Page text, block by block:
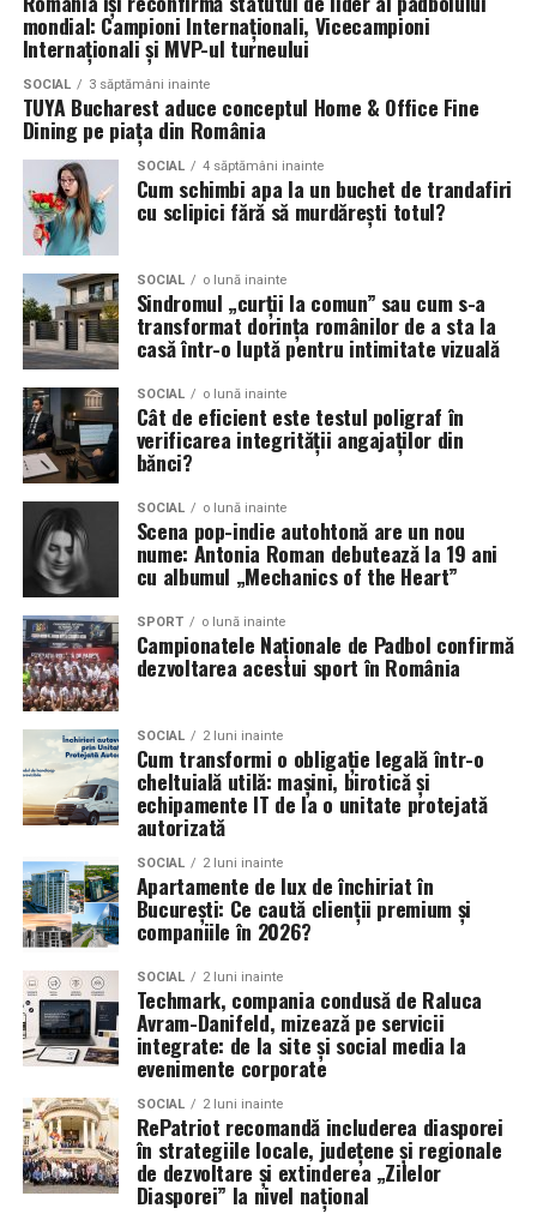
pot exista în aceeași sticlă.
(Advertorial)
perierea mecanică pentru ridicarea fibrelor;
verificarea planeității și a finisajelor.
Mentenanța prelungește durata
de utilizare a terenului
Deși necesită mai puțină întreținere decât gazonul
natural, un teren cu gazon sintetic nu este complet
lipsit de operațiuni de mentenanță. Întreținerea
periodică poate include:
îndepărtarea frunzelor și a altor impurități;
perierea suprafeței pentru menținerea poziției
fibrelor;
redistribuirea materialului de umplutură, unde este
cazul;
verificarea îmbinărilor;
remedierea punctuală a zonelor supuse unei uzuri
accentuate.
Amenajarea unui gazon sintetic înseamnă mai mult
decât montarea covorului. Performanța terenului este
rezultatul unui proces care începe cu proiectarea și
analiza cerințelor, continuă cu realizarea infrastructurii
și alegerea tipului potrivit de gazon artificial, iar apoi
este completat printr-un montaj profesionist și o
întreținere periodică. Abordarea întregului proiect ca
un sistem integrat contribuie la obținerea unei
suprafețe rezistente, sigure și adaptate modului în care
va fi utilizată.
(Advertorial)
mondial: Campioni Internaționali, Vicecampioni
Internaționali și MVP-ul turneului
SOCIAL 3 săptămâni inainte
TUYA Bucharest aduce conceptul Home & Office Fine
Dining pe piața din România
SOCIAL 4 săptămâni inainte
Cum schimbi apa la un buchet de trandafiri
cu sclipici fără să murdărești totul?
SOCIAL o lună inainte
Sindromul „curții la comun” sau cum s-a
transformat dorința românilor de a sta la
casă într-o luptă pentru intimitate vizuală
SOCIAL o lună inainte
Cât de eficient este testul poligraf în
verificarea integrității angajaților din
bănci?
SOCIAL o lună inainte
Scena pop-indie autohtonă are un nou
nume: Antonia Roman debutează la 19 ani
cu albumul „Mechanics of the Heart”
SPORT o lună inainte
Campionatele Naționale de Padbol confirmă
dezvoltarea acestui sport în România
SOCIAL 2 luni inainte
Cum transformi o obligație legală într-o
cheltuială utilă: mașini, birotică și
echipamente IT de la o unitate protejată
autorizată
SOCIAL 2 luni inainte
Apartamente de lux de închiriat în
București: Ce caută clienții premium și
companiile în 2026?
SOCIAL 2 luni inainte
Techmark, compania condusă de Raluca
Avram-Danifeld, mizează pe servicii
integrate: de la site și social media la
evenimente corporate
SOCIAL 2 luni inainte
RePatriot recomandă includerea diasporei
în strategiile locale, județene și regionale
de dezvoltare și extinderea „Zilelor
Diasporei” la nivel național